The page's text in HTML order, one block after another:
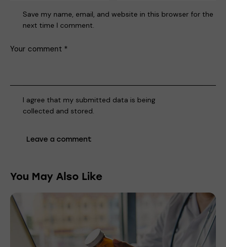
Save my name, email, and website in this browser for the
next time I comment.
I agree that my submitted data is being
collected and stored.
You May Also Like